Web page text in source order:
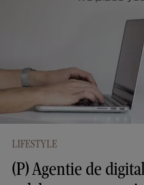
LIFESTYLE
(P) Agentie de